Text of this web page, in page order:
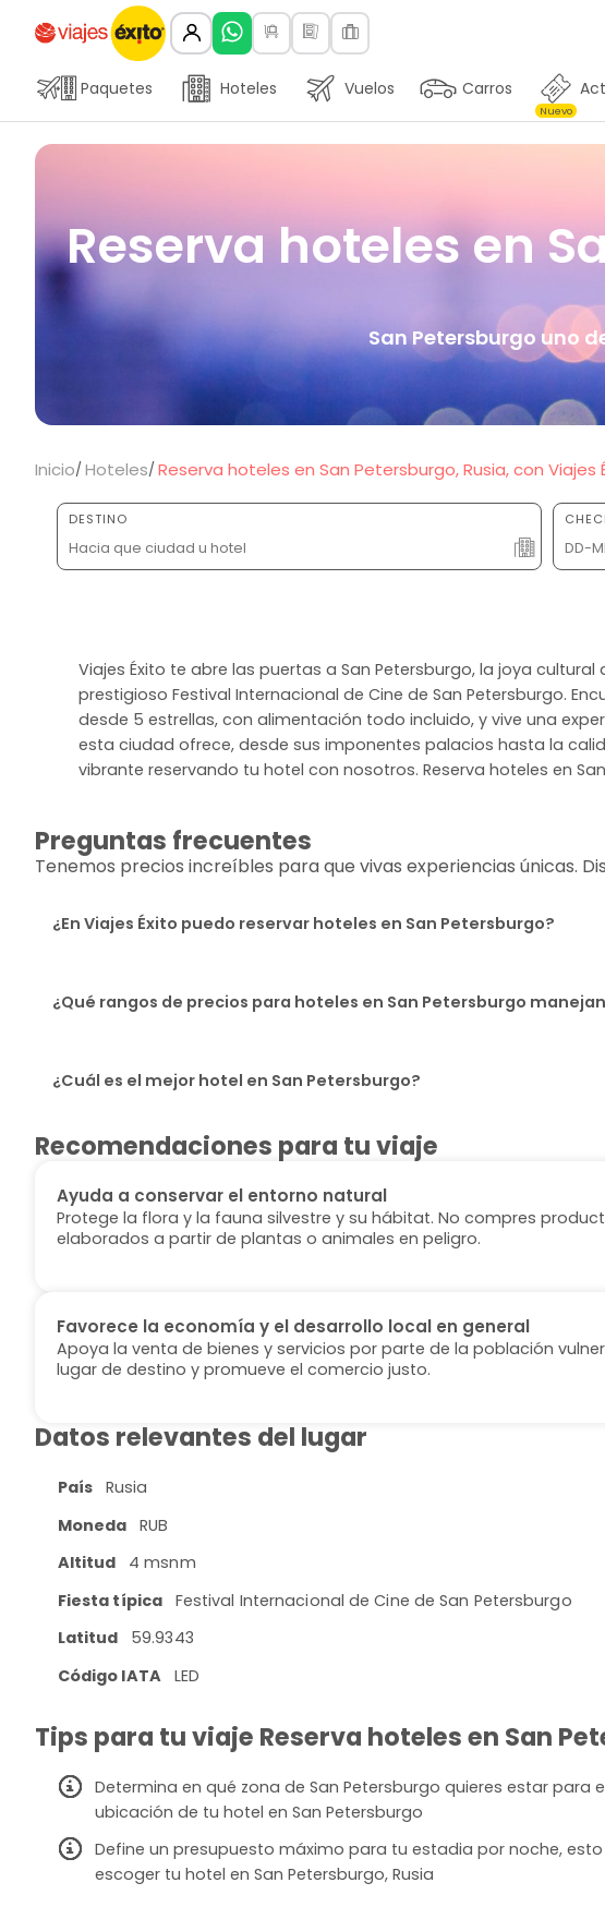
Paquetes Hoteles Vuelos Carros
Nuevo
Reserva hoteles en
San Petersburgo uno
Inicio Hoteles Reserva hoteles en San Petersburgo, Rusia, con Viajes
DESTINO
Viajes Éxito te abre las puertas a San Petersburgo, la joya
prestigioso Festival Internacional de Cine de San Petersburgo.
desde 5 estrellas, con alimentación todo incluido, y vive una
esta ciudad ofrece, desde sus imponentes palacios hasta la
vibrante reservando tu hotel con nosotros. Reserva hoteles en
Preguntas frecuentes
Tenemos precios increíbles para que vivas experiencias únicas.
¿En Viajes Éxito puedo reservar hoteles en San Petersburgo?
¿Qué rangos de precios para hoteles en San Petersburgo
¿Cuál es el mejor hotel en San Petersburgo?
Recomendaciones para tu viaje
Ayuda a conservar el entorno natural
Protege la flora y la fauna silvestre y su hábitat. No compres
elaborados a partir de plantas o animales en peligro.
Favorece la economía y el desarrollo local en general
Apoya la venta de bienes y servicios por parte de la población
lugar de destino y promueve el comercio justo.
Datos relevantes del lugar
País Rusia
Moneda RUB
Altitud
4 msnm
Fiesta típica Festival Internacional de Cine de San Petersburgo
Latitud
59.9343
Código IATA
LED
Tips para tu viaje Reserva hoteles en San
Determina en qué zona de San Petersburgo quieres estar para
ubicación de tu hotel en San Petersburgo
Define un presupuesto máximo para tu estadia por noche,
escoger tu hotel en San Petersburgo, Rusia